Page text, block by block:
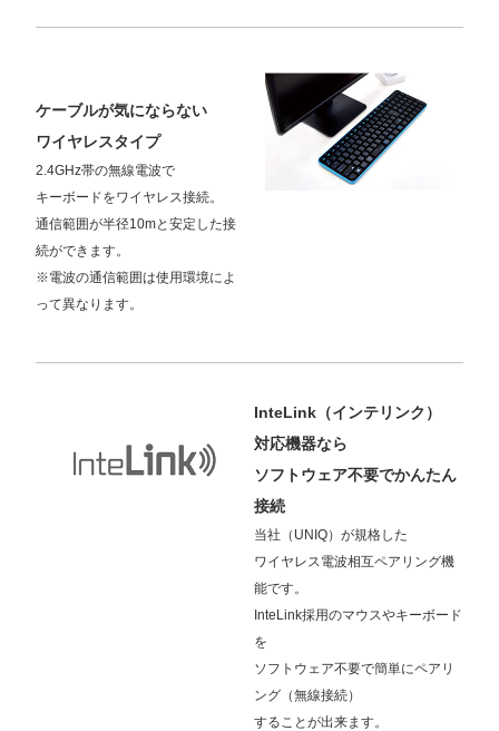
ケーブルが気にならない
ワイヤレスタイプ
2.4GHz帯の無線電波で
キーボードをワイヤレス接続。
通信範囲が半径10mと安定した接
続ができます。
※電波の通信範囲は使用環境によ
って異なります。
InteLink（インテリンク）
対応機器なら
ソフトウェア不要でかんたん
接続
当社（UNIQ）が規格した
ワイヤレス電波相互ペアリング機
能です。
InteLink採用のマウスやキーボード
を
ソフトウェア不要で簡単にペアリ
ング（無線接続）
することが出来ます。